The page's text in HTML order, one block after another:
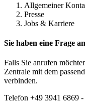
Allgemeiner
Presse
Jobs & Karriere
Sie haben eine Frage
Falls Sie anrufen
Zentrale mit dem
verbinden.
Telefon +49 3941 6869 -